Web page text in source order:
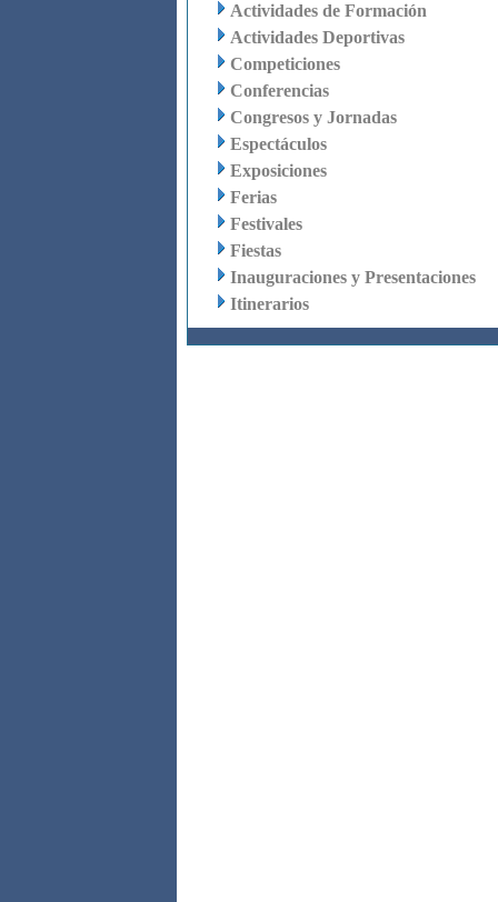
Actividades de Formación
Actividades Deportivas
Competiciones
Conferencias
Congresos y Jornadas
Espectáculos
Exposiciones
Ferias
Festivales
Fiestas
Inauguraciones y Presentaciones
Itinerarios